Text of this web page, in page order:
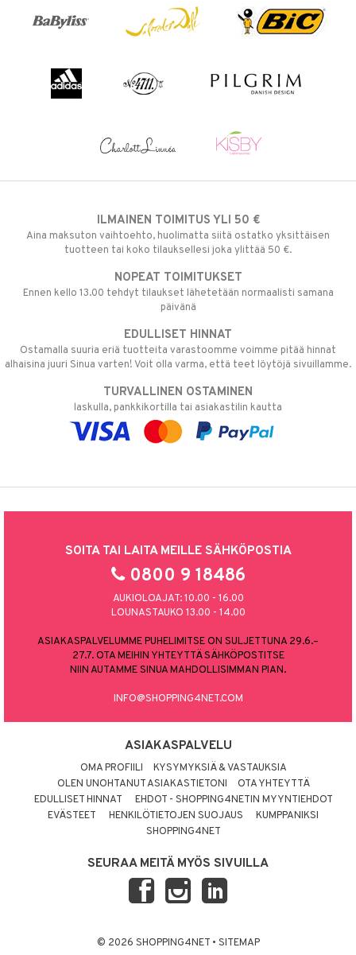
ILMAINEN TOIMITUS YLI 50 €
Aina maksuton vaihtoehto, huolimatta siitä ostatko yksittäisen
tuotteen tai koko tilauksellesi joka ylittää 50 €.
NOPEAT TOIMITUKSET
Ennen kello 13.00 tehdyt tilaukset lähetetään normaalisti samana
päivänä
EDULLISET HINNAT
Ostamalla suuria eriä tuotteita varastoomme voimme pitää hinnat
alhaisina juuri Sinua varten! Voit olla varma, että teet löytöjä sivuillamme.
TURVALLINEN OSTAMINEN
laskulla, pankkikortilla tai asiakastilin kautta
SOITA TAI LAITA MEILLE SÄHKÖPOSTIA
0800 9 18486
AUKIOLOAJAT: 10.00 - 16.00
LOUNASTAUKO 13.00 - 14.00
ASIAKASPALVELUMME PUHELIMITSE ON SULJETTUNA 29.6.–
27.7. OTA MEIHIN YHTEYTTÄ SÄHKÖPOSTITSE
NIIN AUTAMME SINUA MAHDOLLISIMMAN PIAN.
INFO@SHOPPING4NET.COM
ASIAKASPALVELU
OMA PROFIILI
KYSYMYKSIÄ & VASTAUKSIA
OLEN UNOHTANUT ASIAKASTIETONI
OTA YHTEYTTÄ
EDULLISET HINNAT
EHDOT - SHOPPING4NETIN MYYNTIEHDOT
EVÄSTEET
HENKILÖTIETOJEN SUOJAUS
KUMPPANIKSI
SHOPPING4NET
SEURAA MEITÄ MYÖS SIVUILLA
© 2026 SHOPPING4NET • SITEMAP